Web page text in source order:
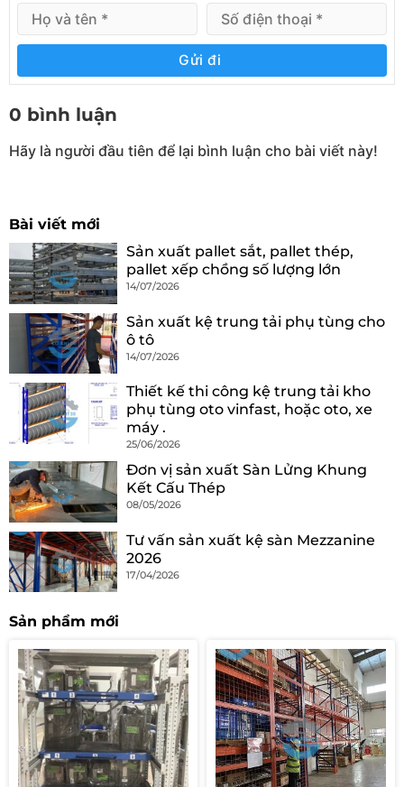
Gửi đi
0 bình luận
Hãy là người đầu tiên để lại bình luận cho bài viết này!
Bài viết mới
Sản xuất pallet sắt, pallet thép,
pallet xếp chồng số lượng lớn
14/07/2026
Sản xuất kệ trung tải phụ tùng cho
ô tô
14/07/2026
Thiết kế thi công kệ trung tải kho
phụ tùng oto vinfast, hoặc oto, xe
máy .
25/06/2026
Đơn vị sản xuất Sàn Lửng Khung
Kết Cấu Thép
08/05/2026
Tư vấn sản xuất kệ sàn Mezzanine
2026
17/04/2026
Sản phẩm mới